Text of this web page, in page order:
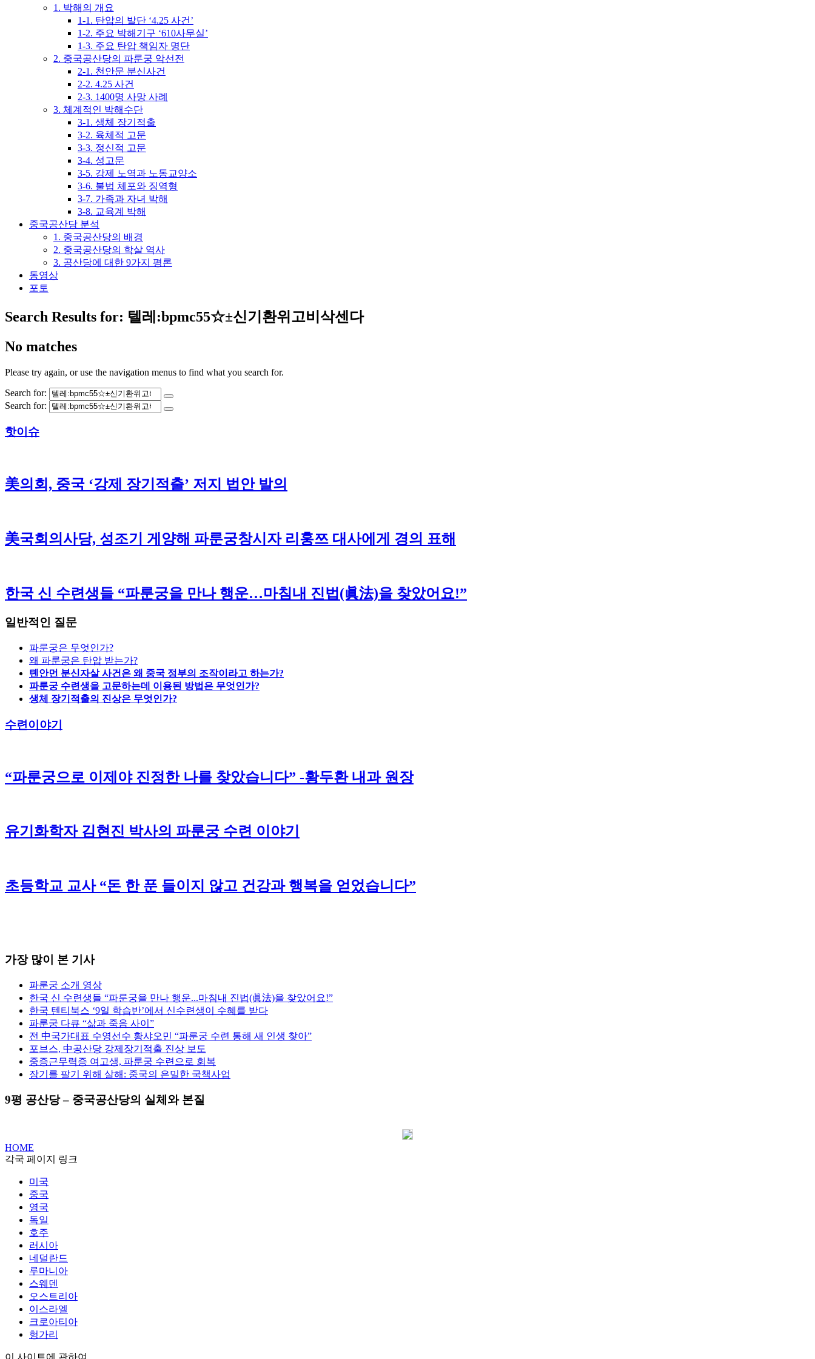
1. 박해의 개요
1-1. 탄압의 발단 ‘4.25 사건’
1-2. 주요 박해기구 ‘610사무실’
1-3. 주요 탄압 책임자 명단
2. 중국공산당의 파룬궁 악선전
2-1. 천안문 분신사건
2-2. 4.25 사건
2-3. 1400명 사망 사례
3. 체계적인 박해수단
3-1. 생체 장기적출
3-2. 육체적 고문
3-3. 정신적 고문
3-4. 성고문
3-5. 강제 노역과 노동교양소
3-6. 불법 체포와 징역형
3-7. 가족과 자녀 박해
3-8. 교육계 박해
중국공산당 분석
1. 중국공산당의 배경
2. 중국공산당의 학살 역사
3. 공산당에 대한 9가지 평론
동영상
포토
Search Results for: 텔레:bpmc55☆±신기환위고비삭센다
No matches
Please try again, or use the navigation menus to find what you search for.
Search for:
Search for:
핫이슈
美의회, 중국 ‘강제 장기적출’ 저지 법안 발의
美국회의사당, 성조기 게양해 파룬궁창시자 리훙쯔 대사에게 경의 표해
한국 신 수련생들 “파룬궁을 만나 행운…마침내 진법(眞法)을 찾았어요!”
일반적인 질문
파룬궁은 무엇인가?
왜 파룬궁은 탄압 받는가?
톈안먼 분신자살 사건은 왜 중국 정부의 조작이라고 하는가?
파룬궁 수련생을 고문하는데 이용된 방법은 무엇인가?
생체 장기적출의 진상은 무엇인가?
수련이야기
“파룬궁으로 이제야 진정한 나를 찾았습니다” -황두환 내과 원장
유기화학자 김현진 박사의 파룬궁 수련 이야기
초등학교 교사 “돈 한 푼 들이지 않고 건강과 행복을 얻었습니다”
가장 많이 본 기사
파룬궁 소개 영상
한국 신 수련생들 “파룬궁을 만나 행운...마침내 진법(眞法)을 찾았어요!”
한국 텐티북스 ‘9일 학습반’에서 신수련생이 수혜를 받다
파룬궁 다큐 “삶과 죽음 사이”
전 中국가대표 수영선수 황샤오민 “파룬궁 수련 통해 새 인생 찾아”
포브스, 中공산당 강제장기적출 진상 보도
중증근무력증 여고생, 파룬궁 수련으로 회복
장기를 팔기 위해 살해: 중국의 은밀한 국책사업
9평 공산당 – 중국공산당의 실체와 본질
HOME
각국 페이지 링크
미국
중국
영국
독일
호주
러시아
네덜란드
루마니아
스웨덴
오스트리아
이스라엘
크로아티아
헝가리
이 사이트에 관하여